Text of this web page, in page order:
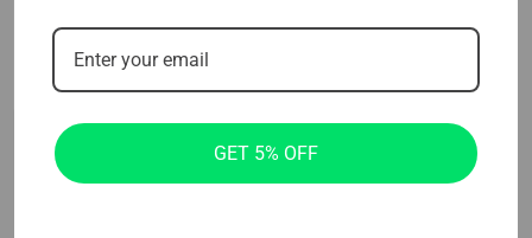
(MA-050)
284.99€
GET 5% OFF